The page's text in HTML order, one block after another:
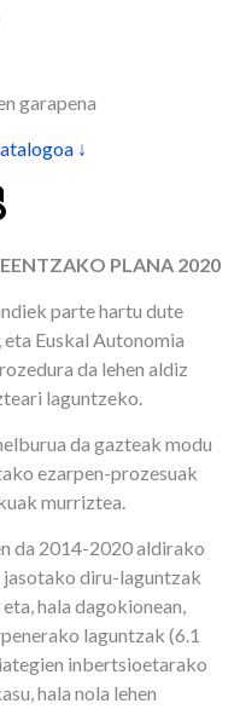
garapena
↓
PLANA 2020
parte hartu dute
Euskal Autonomia
da lehen aldiz
laguntzeko.
da gazteak modu
ezarpen-prozesuak
murriztea.
da 2014-2020 aldirako
jasotako diru-laguntzak
hala dagokionean,
laguntzak (6.1
inbertsioetarako
hala nola lehen